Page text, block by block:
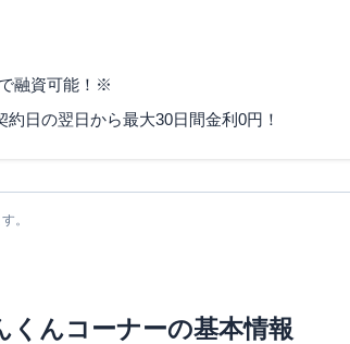
融資可能！※
日の翌日から最大30日間金利0円！
。
くんコーナーの基本情報